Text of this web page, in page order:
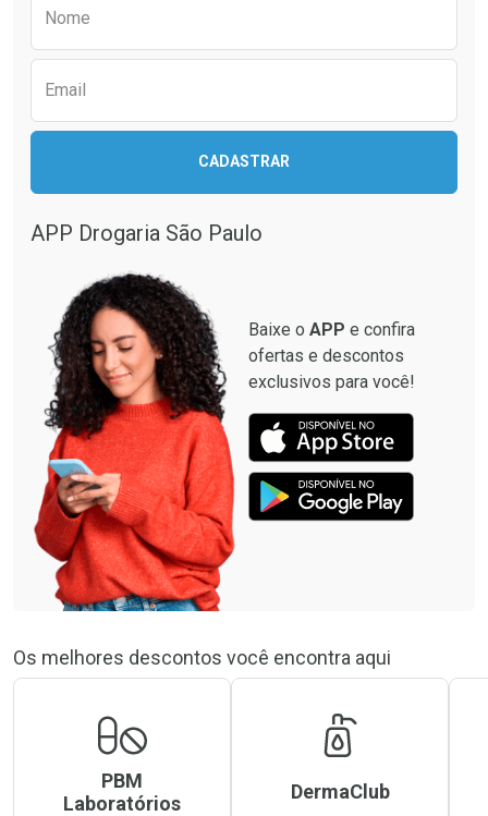
Nome
Email
CADASTRAR
APP Drogaria São Paulo
Baixe o APP e confira
ofertas e descontos
exclusivos para você!
Os melhores descontos você encontra aqui
PBM
Laboratórios
DermaClub